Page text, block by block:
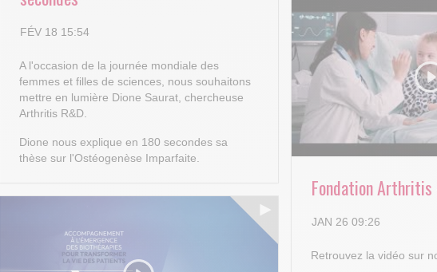
FÉV 18 15:54
A l'occasion de la journée mondiale des
femmes et filles de sciences, nous souhaitons
mettre en lumière Dione Saurat, chercheuse
Arthritis R&D.
Dione nous explique en 180 secondes sa
thèse sur l'Ostéogenèse Imparfaite.
Fondation
JAN 26 09:26
Retrouvez la vidéo sur